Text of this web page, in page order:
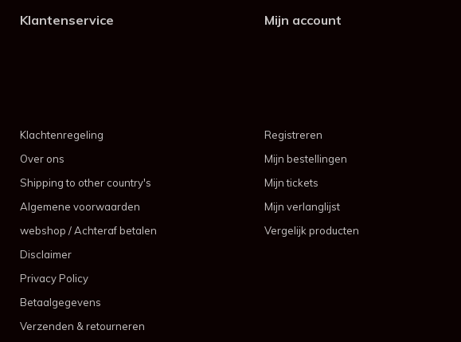
Klantenservice
Klachtenregeling
Over ons
Shipping to other country's
Algemene voorwaarden
webshop / Achteraf betalen
Disclaimer
Privacy Policy
Betaalgegevens
Verzenden & retourneren
Mijn account
Registreren
Mijn bestellingen
Mijn tickets
Mijn verlanglijst
Vergelijk producten